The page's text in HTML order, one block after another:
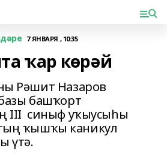
7 ЯНВАРЯ , 10:35
ҡар көрәй
Рәшит Назаров
башҡорт
III синыф уҡыусыһы
ҡышҡы каникул
үтә.